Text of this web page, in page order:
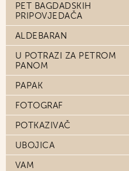
PET BAGDADSKIH
PRIPOVJEDAČA
ALDEBARAN
U POTRAZI ZA PETROM
PANOM
PAPAK
FOTOGRAF
POTKAZIVAČ
UBOJICA
VAM